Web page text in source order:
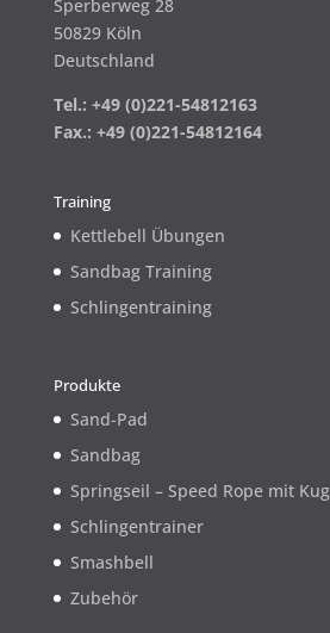
Sperberweg 28
50829 Köln
Deutschland
Tel.: +49 (0)221-54812163
Fax.: +49 (0)221-54812164
Training
Kettlebell Übungen
Sandbag Training
Schlingentraining
Produkte
Sand-Pad
Sandbag
Springseil – Speed Rope mit
Schlingentrainer
Smashbell
Zubehör